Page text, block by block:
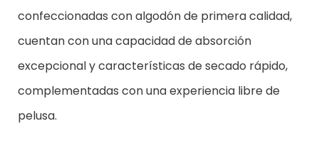
confeccionadas con algodón de primera calidad,
cuentan con una capacidad de absorción
excepcional y características de secado rápido,
complementadas con una experiencia libre de
pelusa.